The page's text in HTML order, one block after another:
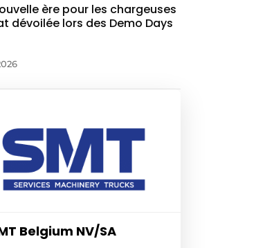
ère pour les chargeuses
dévoilée lors des Demo Days
Belgium NV/SA